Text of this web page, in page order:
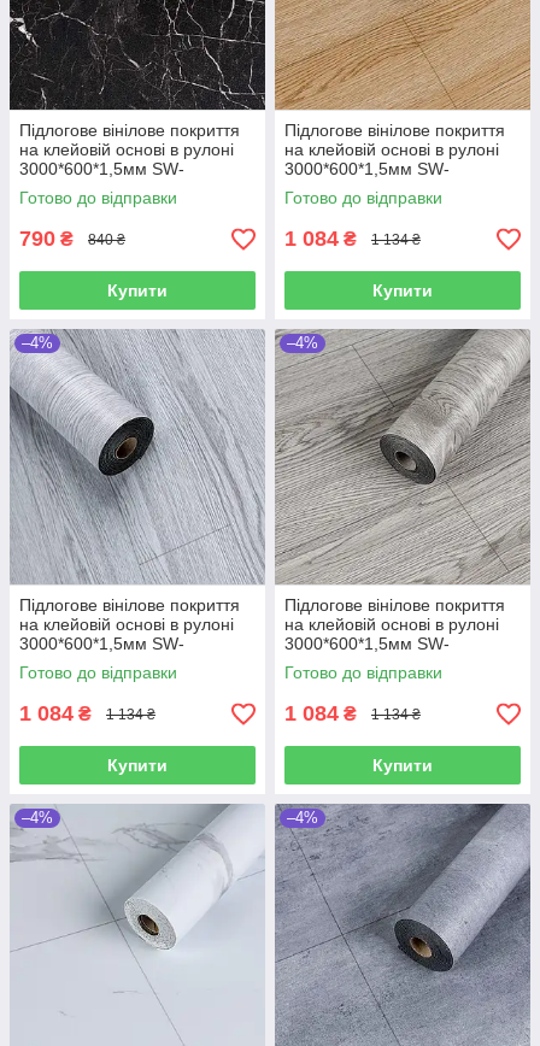
Підлогове вінілове покриття
на клейовій основі в рулоні
3000*600*1,5мм SW-
00001821
Готово до відправки
790 ₴ 840 ₴
Купити
Підлогове вінілове покриття
на клейовій основі в рулоні
3000*600*1,5мм SW-
00001815
Готово до відправки
1 084 ₴ 1 134 ₴
Купити
–4%
Підлогове вінілове покриття
на клейовій основі в рулоні
3000*600*1,5мм SW-
00001816
Готово до відправки
1 084 ₴ 1 134 ₴
Купити
–4%
Підлогове вінілове покриття
на клейовій основі в рулоні
3000*600*1,5мм SW-
00001817
Готово до відправки
1 084 ₴ 1 134 ₴
Купити
–4% –4%